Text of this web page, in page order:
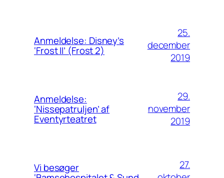
Anmeldelse: Disney’s
‘Frost II’ (Frost 2)
25.
december
2019
Anmeldelse:
‘Nissepatruljen’ af
Eventyrteatret
29.
november
2019
Vi besøger
27.